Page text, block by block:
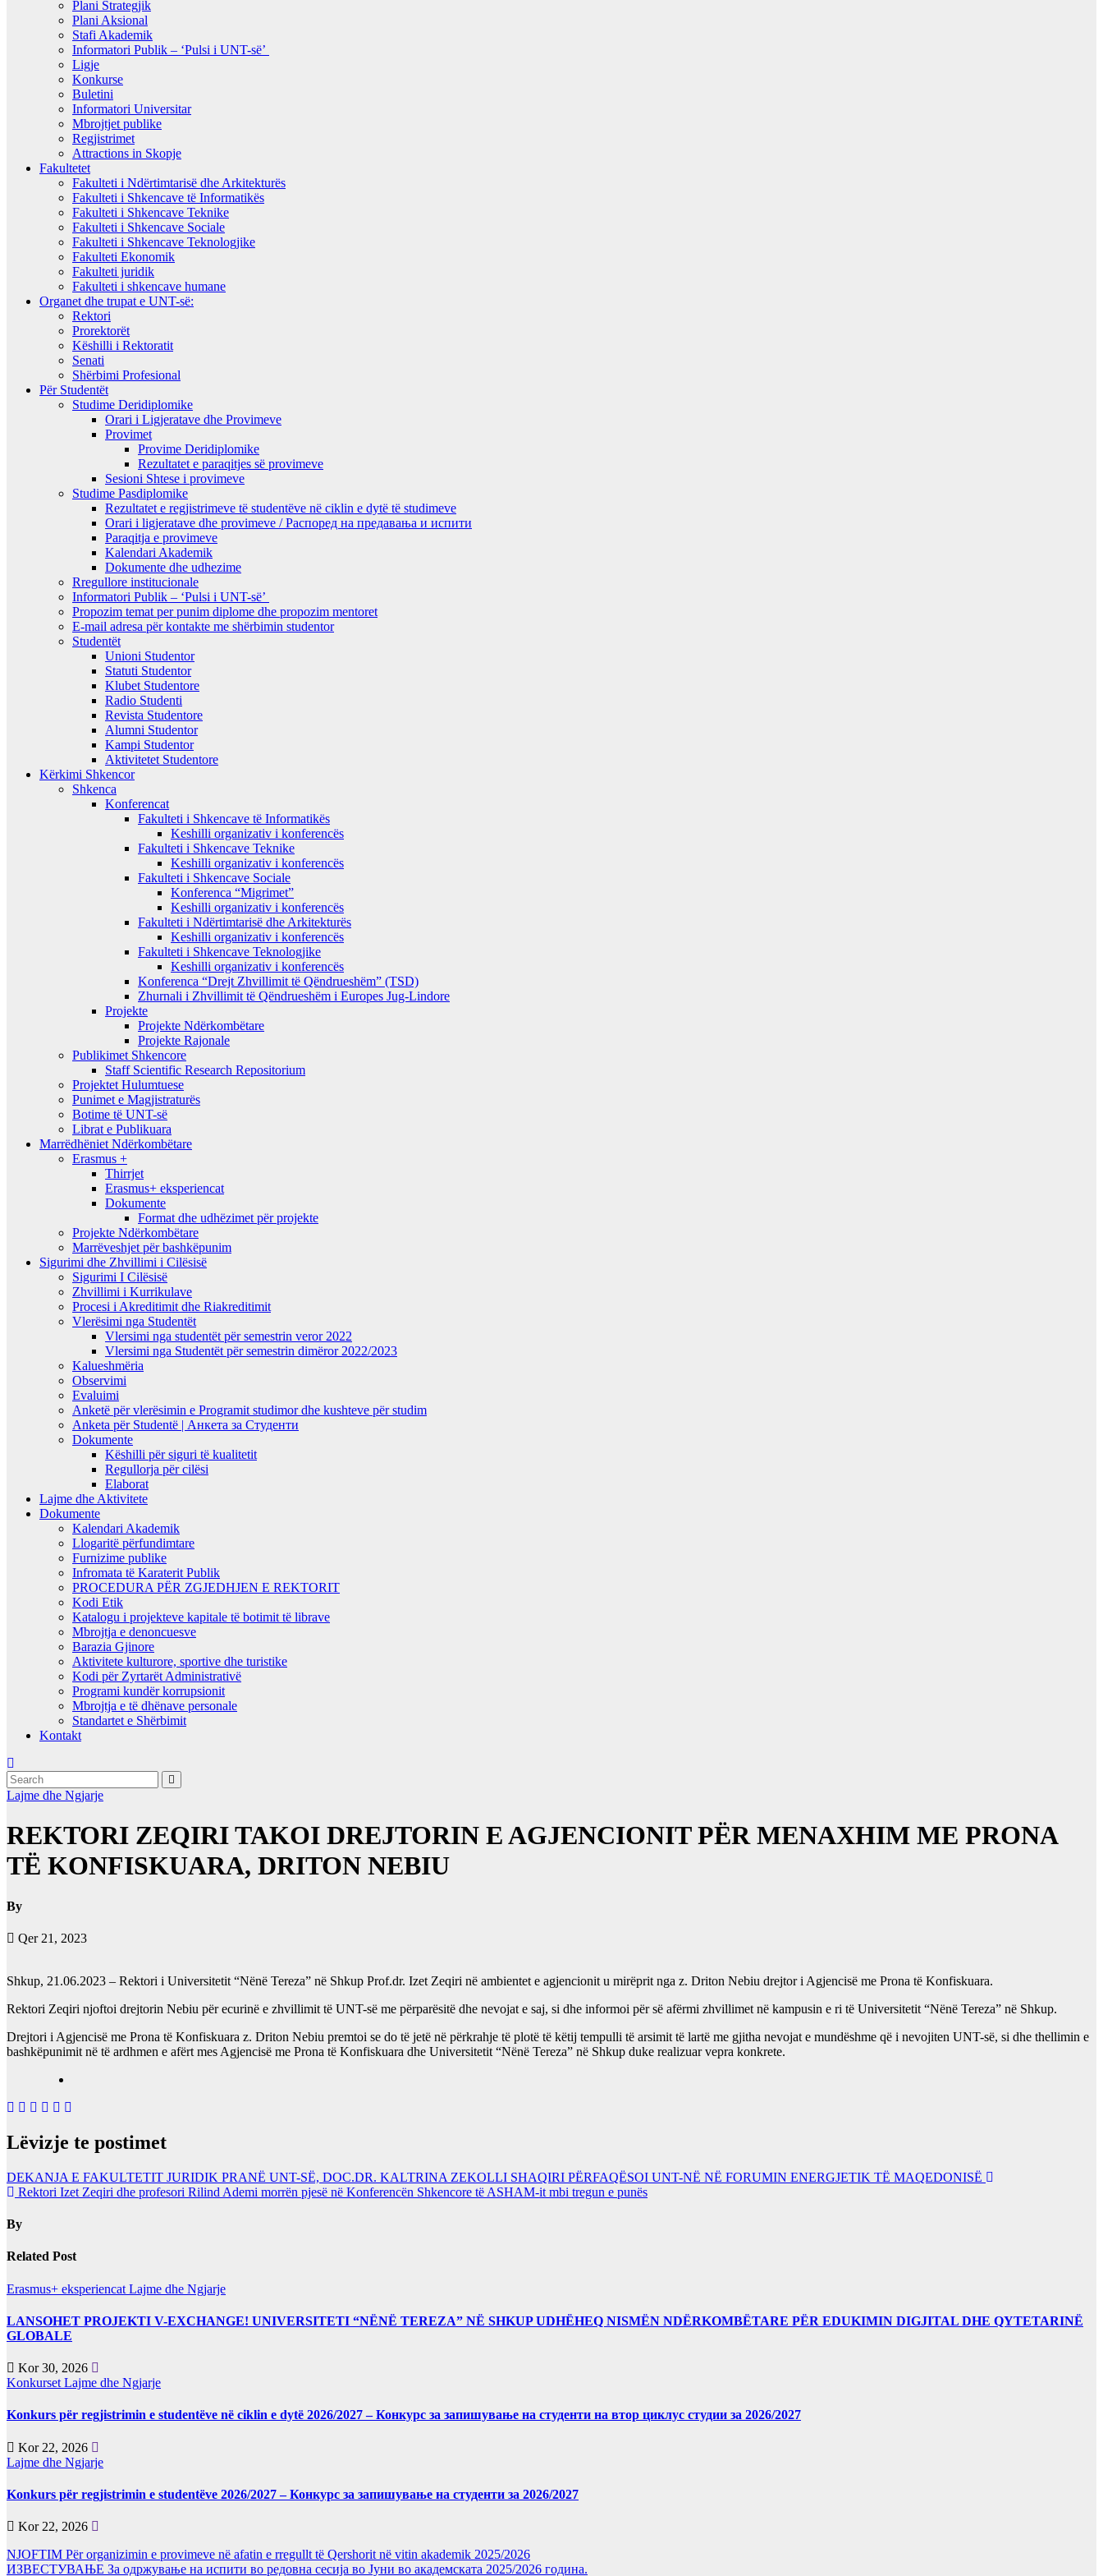
Plani Strategjik
Plani Aksional
Stafi Akademik
Informatori Publik – ‘Pulsi i UNT-së’
Ligje
Konkurse
Buletini
Informatori Universitar
Mbrojtjet publike
Regjistrimet
Attractions in Skopje
Fakultetet
Fakulteti i Ndërtimtarisë dhe Arkitekturës
Fakulteti i Shkencave të Informatikës
Fakulteti i Shkencave Teknike
Fakulteti i Shkencave Sociale
Fakulteti i Shkencave Teknologjike
Fakulteti Ekonomik
Fakulteti juridik
Fakulteti i shkencave humane
Organet dhe trupat e UNT-së:
Rektori
Prorektorët
Këshilli i Rektoratit
Senati
Shërbimi Profesional
Për Studentët
Studime Deridiplomike
Orari i Ligjeratave dhe Provimeve
Provimet
Provime Deridiplomike
Rezultatet e paraqitjes së provimeve
Sesioni Shtese i provimeve
Studime Pasdiplomike
Rezultatet e regjistrimeve të studentëve në ciklin e dytë të studimeve
Orari i ligjeratave dhe provimeve / Распоред на предавањa и испити
Paraqitja e provimeve
Kalendari Akademik
Dokumente dhe udhezime
Rregullore institucionale
Informatori Publik – ‘Pulsi i UNT-së’
Propozim temat per punim diplome dhe propozim mentoret
E-mail adresa për kontakte me shërbimin studentor
Studentët
Unioni Studentor
Statuti Studentor
Klubet Studentore
Radio Studenti
Revista Studentore
Alumni Studentor
Kampi Studentor
Aktivitetet Studentore
Kërkimi Shkencor
Shkenca
Konferencat
Fakulteti i Shkencave të Informatikës
Keshilli organizativ i konferencës
Fakulteti i Shkencave Teknike
Keshilli organizativ i konferencës
Fakulteti i Shkencave Sociale
Konferenca “Migrimet”
Keshilli organizativ i konferencës
Fakulteti i Ndërtimtarisë dhe Arkitekturës
Keshilli organizativ i konferencës
Fakulteti i Shkencave Teknologjike
Keshilli organizativ i konferencës
Konferenca “Drejt Zhvillimit të Qëndrueshëm” (TSD)
Zhurnali i Zhvillimit të Qëndrueshëm i Europes Jug-Lindore
Projekte
Projekte Ndërkombëtare
Projekte Rajonale
Publikimet Shkencore
Staff Scientific Research Repositorium
Projektet Hulumtuese
Punimet e Magjistraturës
Botime të UNT-së
Librat e Publikuara
Marrëdhëniet Ndërkombëtare
Erasmus +
Thirrjet
Erasmus+ eksperiencat
Dokumente
Format dhe udhëzimet për projekte
Projekte Ndërkombëtare
Marrëveshjet për bashkëpunim
Sigurimi dhe Zhvillimi i Cilësisë
Sigurimi I Cilësisë
Zhvillimi i Kurrikulave
Procesi i Akreditimit dhe Riakreditimit
Vlerësimi nga Studentët
Vlersimi nga studentët për semestrin veror 2022
Vlersimi nga Studentët për semestrin dimëror 2022/2023
Kalueshmëria
Observimi
Evaluimi
Anketë për vlerësimin e Programit studimor dhe kushteve për studim
Anketa për Studentë | Анкета за Студенти
Dokumente
Këshilli për siguri të kualitetit
Regullorja për cilësi
Elaborat
Lajme dhe Aktivitete
Dokumente
Kalendari Akademik
Llogaritë përfundimtare
Furnizime publike
Infromata të Karaterit Publik
PROCEDURA PËR ZGJEDHJEN E REKTORIT
Kodi Etik
Katalogu i projekteve kapitale të botimit të librave
Mbrojtja e denoncuesve
Barazia Gjinore
Aktivitete kulturore, sportive dhe turistike
Kodi për Zyrtarët Administrativë
Programi kundër korrupsionit
Mbrojtja e të dhënave personale
Standartet e Shërbimit
Kontakt
Lajme dhe Ngjarje
REKTORI ZEQIRI TAKOI DREJTORIN E AGJENCIONIT PËR MENAXHIM ME PRONA
TË KONFISKUARA, DRITON NEBIU
By
Qer 21, 2023
Shkup, 21.06.2023 – Rektori i Universitetit “Nënë Tereza” në Shkup Prof.dr. Izet Zeqiri në ambientet e agjencionit u mirëprit nga z. Driton Nebiu drejtor i Agjencisë me Prona të Konfiskuara.
Rektori Zeqiri njoftoi drejtorin Nebiu për ecurinë e zhvillimit të UNT-së me përparësitë dhe nevojat e saj, si dhe informoi për së afërmi zhvillimet në kampusin e ri të Universitetit “Nënë Tereza” në Shkup.
Drejtori i Agjencisë me Prona të Konfiskuara z. Driton Nebiu premtoi se do të jetë në përkrahje të plotë të këtij tempulli të arsimit të lartë me gjitha nevojat e mundëshme që i nevojiten UNT-së, si dhe thellimin e
bashkëpunimit në të ardhmen e afërt mes Agjencisë me Prona të Konfiskuara dhe Universitetit “Nënë Tereza” në Shkup duke realizuar vepra konkrete.
Lëvizje te postimet
DEKANJA E FAKULTETIT JURIDIK PRANË UNT-SË, DOC.DR. KALTRINA ZEKOLLI SHAQIRI PËRFAQËSOI UNT-NË NË FORUMIN ENERGJETIK TË MAQEDONISË
Rektori Izet Zeqiri dhe profesori Rilind Ademi morrën pjesë në Konferencën Shkencore të ASHAM-it mbi tregun e punës
By
Related Post
Erasmus+ eksperiencat Lajme dhe Ngjarje
LANSOHET PROJEKTI V-EXCHANGE! UNIVERSITETI “NËNË TEREZA” NË SHKUP UDHËHEQ NISMËN NDËRKOMBËTARE PËR EDUKIMIN DIGJITAL DHE QYTETARINË
GLOBALE
Kor 30, 2026
Konkurset Lajme dhe Ngjarje
Konkurs për regjistrimin e studentëve në ciklin e dytë 2026/2027 – Конкурс за запишување на студенти на втор циклус студии за 2026/2027
Kor 22, 2026
Lajme dhe Ngjarje
Konkurs për regjistrimin e studentëve 2026/2027 – Конкурс за запишување на студенти за 2026/2027
Kor 22, 2026
NJOFTIM Për organizimin e provimeve në afatin e rregullt të Qershorit në vitin akademik 2025/2026
ИЗВЕСТУВАЊЕ За одржување на испити во редовна сесија во Јуни во академската 2025/2026 година.